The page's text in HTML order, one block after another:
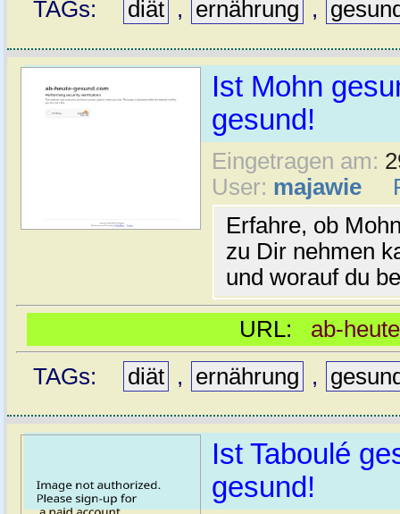
TAGs: diät , ernährung ,
Ist Mohn
gesund!
Eingetragen am:
User: majawie
Erfahre, ob
zu Dir nehmen
und worauf du
URL: ab-
TAGs:
diät , ernährung ,
Ist Taboulé
gesund!